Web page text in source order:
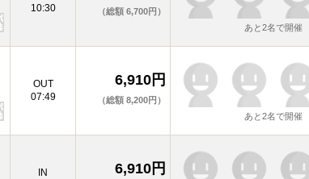
10:30
（総額 6,700円）
あと2名で開催
OUT
07:49
6,910円
（総額 8,200円）
あと2名で開催
IN
6,910円